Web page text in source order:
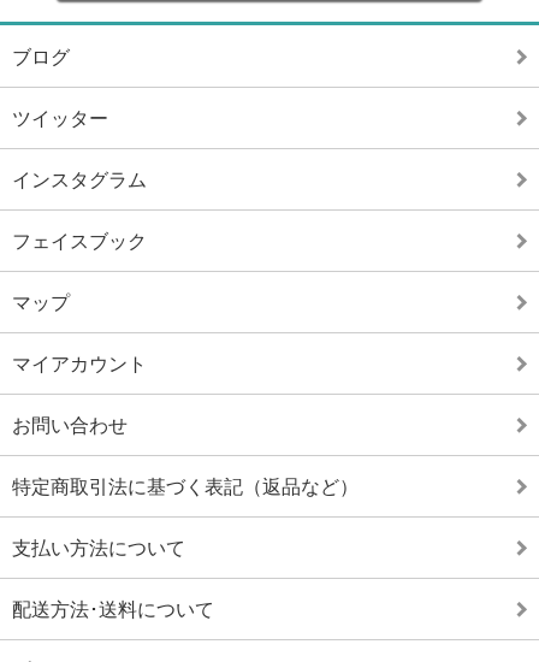
2024/12/9
海外オフィシャル バンド パーカー、スウェット、Tシャツ、
2024/11/27
SEEK&DESTROY(シーク アンド デストロイ) オリジナル パー
カー、スウェットパンツ各種入荷!
2024/11/19
海外オフィシャル バンド パーカー、スウェット、Tシャツ、
2024/11/19
LAST RESORT AB (ラストリゾートエービー) × SPITFIRE (ス
ピットファイアー) LRxS ロングスリーブ Tシャツ入荷!
2024/11/19
BRIXTON (ブリクストン) TALON ロングスリーブ Tシャツ入
荷! » MORE
2024/10/19
SEEK&DESTROY(シーク アンド デストロイ) オリジナル フリ
荷! » MORE
2024/10/17
ブログ
ツイッター
インスタグラム
フェイスブック
マップ
マイアカウント
お問い合わせ
特定商取引法に基づく表記（返品など）
支払い方法について
配送方法･送料について